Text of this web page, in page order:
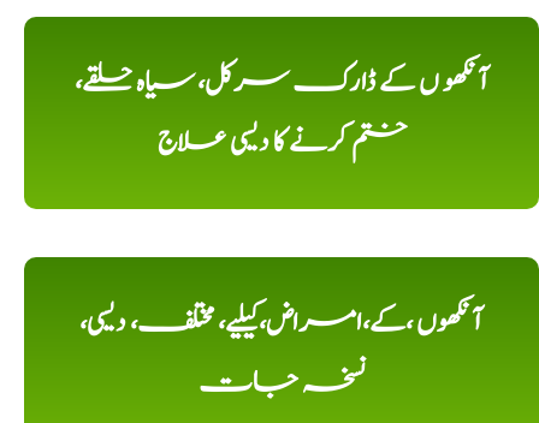
آنکھو ں کے ڈارک سرکل، سیاہ حلقے،
ختم کرنے کا دیسی علاج
آنکھوں ،کے،امراض،کیلیے، مختلف، دیسی،
نسخہ جات